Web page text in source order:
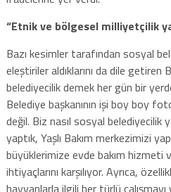
“Etnik ve bölgesel milliyetçilik
Bazı kesimler tarafından sosyal
eleştiriler aldıklarını da dile getiren
belediyecilik demek her gün bir
Belediye başkanının işi boy boy
değil. Biz nasıl sosyal belediyecilik
yaptık, Yaşlı Bakım merkezimizi
büyüklerimize evde bakım hizmeti
ihtiyaçlarını karşılıyor. Ayrıca,
hayvanlarla ilgili her türlü çalışmayı